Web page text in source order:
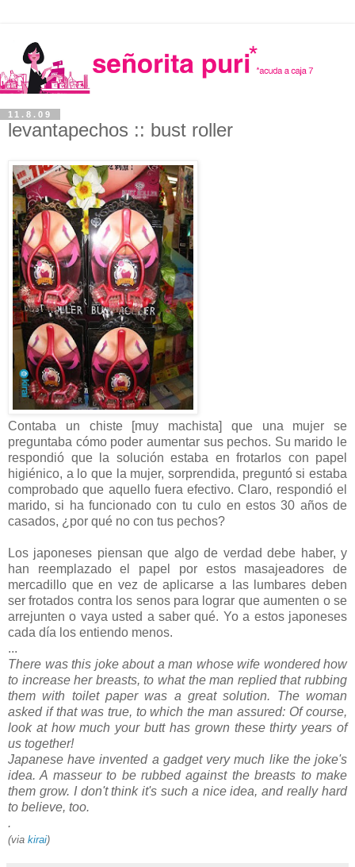
11.8.09
levantapechos :: bust roller
Contaba un chiste [muy machista] que una mujer se
preguntaba cómo poder aumentar sus pechos. Su marido le
respondió que la solución estaba en frotarlos con papel
higiénico, a lo que la mujer, sorprendida, preguntó si estaba
comprobado que aquello fuera efectivo. Claro, respondió el
marido, si ha funcionado con tu culo en estos 30 años de
casados, ¿por qué no con tus pechos?
Los japoneses piensan que algo de verdad debe haber, y
han reemplazado el papel por estos masajeadores de
mercadillo que en vez de aplicarse a las lumbares deben
ser frotados contra los senos para lograr que aumenten o se
arrejunten o vaya usted a saber qué. Yo a estos japoneses
cada día los entiendo menos.
...
There was this joke about a man whose wife wondered how
to increase her breasts, to what the man replied that rubbing
them with toilet paper was a great solution. The woman
asked if that was true, to which the man assured: Of course,
look at how much your butt has grown these thirty years of
us together!
Japanese have invented a gadget very much like the joke's
idea. A masseur to be rubbed against the breasts to make
them grow. I don't think it's such a nice idea, and really hard
to believe, too.
.
(via kirai)